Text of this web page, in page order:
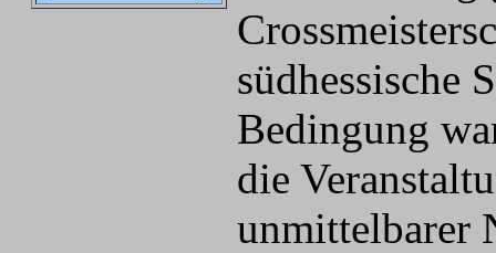
südhessische
Bedingung
die
unmittelbarer